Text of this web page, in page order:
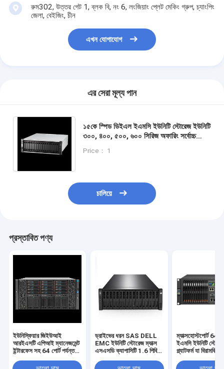
রুম302, উত্তর গেট 1, ব্লক বি, নং 6, লংজিয়াং প্লেট মেকিং গ্রুপ, চ্যাংপিং
জেলা, বেইজিং, চীন
এখন যোগাযোগ
এর সেরা মূল্য পান
১৫কে স্পিড ডিইএল ইএমসি ইউনিটি স্টোরেজ ইউনিটি
৩০০, ৪০০, ৫০০, ৬০০ সিরিজ অফারিং সর্বোচ্চ
ডিজাইন করা হয়েছে
Price： 1
চালিয়ে
প্রস্তাবিত পণ্য
ইউনিস্ফিয়ার জিইউআই
আরইএসটি এপিআই ম্যানেজমেন্ট
ইন্টারফেস সহ 64 পোর্ট পর্যন্ত
স্টোরেজ সিস্টেম ডেটা
ড্রাইভের ধরন SAS DELL
EMC ইউনিটি স্টোরেজ ম্যাক্স
এসএসডি ক্যাপাসিটি 1.6 পিবি
স্কেলযোগ্য স্টোরেজ অবকাঠামো
ম্যাক্সহোস্টপোর্ট 64
ইএমসি ইউনিটি
প্ল্যাটফর্ম যা
জন্য ব্যর্থতার প্রস্তাব